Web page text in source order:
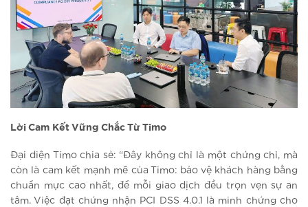
Lời Cam Kết Vững Chắc Từ Timo
Đại diện Timo chia sẻ: “Đây không chỉ là một chứng chỉ, mà
còn là cam kết mạnh mẽ của Timo: bảo vệ khách hàng bằng
chuẩn mực cao nhất, để mỗi giao dịch đều trọn vẹn sự an
tâm. Việc đạt chứng nhận PCI DSS 4.0.1 là minh chứng cho